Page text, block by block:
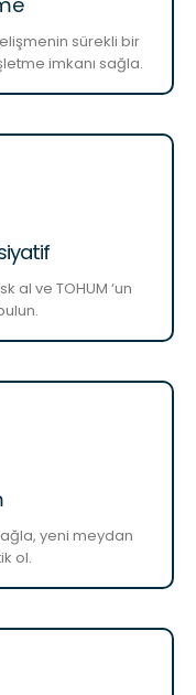
sürekli bir
imkanı sağla.
al ve TOHUM ‘un
yeni meydan
ol.